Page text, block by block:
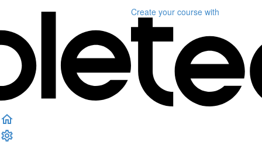
Create your course with